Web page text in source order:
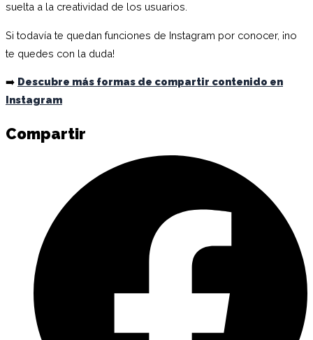
suelta a la creatividad de los usuarios.
Si todavía te quedan funciones de Instagram por conocer, ¡no
te quedes con la duda!
➡️ Descubre más formas de compartir contenido en
Instagram
Compartir